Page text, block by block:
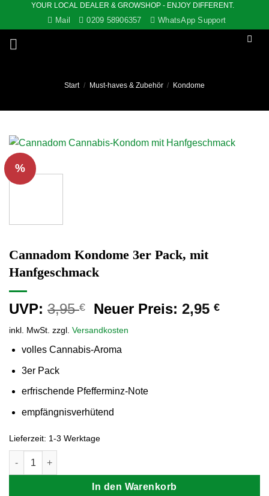
springen
YOUR LOCAL DEALER & GROWSHOP - ENJOY DIFFERENT.
Mail 0209 58906357 WhatsApp Support
Start / Must-haves & Zubehör / Kondome
%
Cannadom Kondome 3er Pack, mit
Hanfgeschmack
UVP: 3,95€
Ursprünglicher
war:
3,95 €
Neuer Preis: 2,95€
inkl. MwSt. zzgl. Versandkosten
volles Cannabis-Aroma
3er Pack
erfrischende Pfefferminz-Note
empfängnisverhütend
Lieferzeit: 1-3 Werktage
Cannadom Kondome 3er Pack, mit Hanfgeschmack Menge
In den Warenkorb